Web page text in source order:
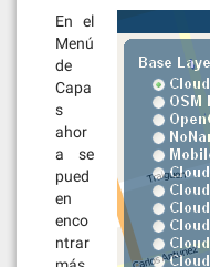
En el
Menú
de
Capa
s
ahor
a se
pued
en
enco
ntrar